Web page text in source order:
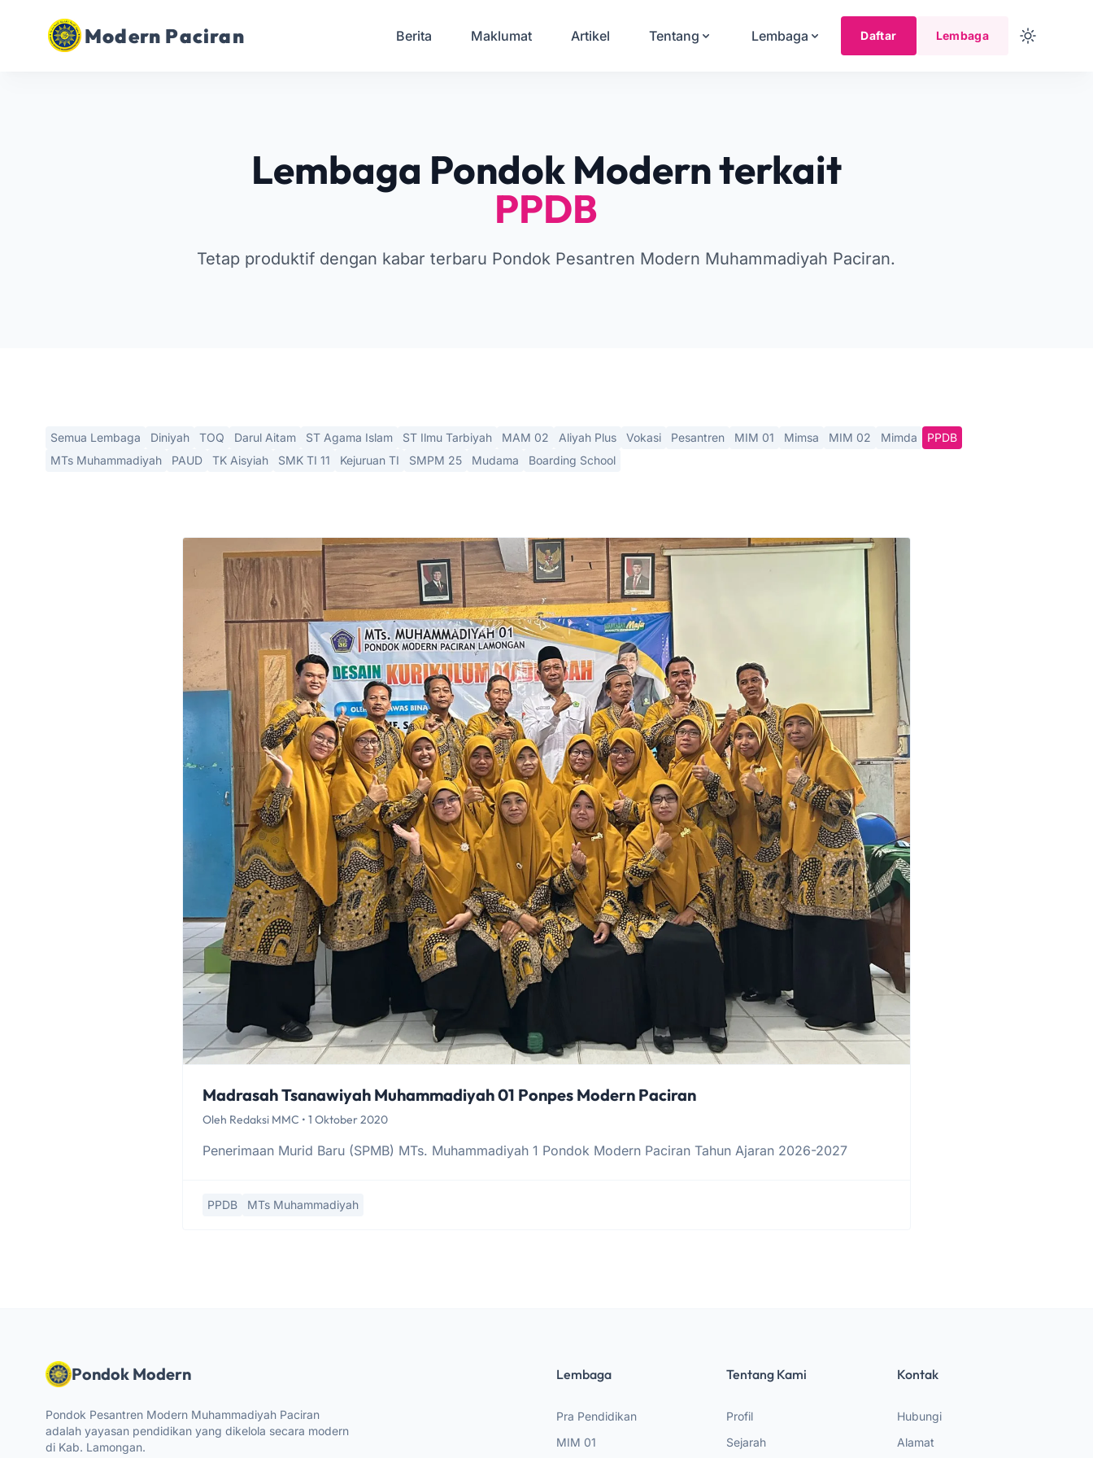
Modern Paciran Berita Maklumat Artikel Tentang Lembaga Daftar Lembaga
Lembaga Pondok Modern terkait
PPDB
Tetap produktif dengan kabar terbaru Pondok Pesantren Modern Muhammadiyah Paciran.
Semua Lembaga Diniyah TOQ Darul Aitam ST Agama Islam ST Ilmu Tarbiyah MAM 02 Aliyah Plus Vokasi Pesantren MIM 01 Mimsa MIM 02 Mimda
PPDB
MTs Muhammadiyah
PAUD TK Aisyiah SMK TI 11 Kejuruan TI SMPM 25 Mudama Boarding School
Madrasah Tsanawiyah Muhammadiyah 01 Ponpes Modern Paciran
Oleh Redaksi MMC • 1 Oktober 2020
Penerimaan Murid Baru (SPMB) MTs. Muhammadiyah 1 Pondok Modern Paciran Tahun Ajaran 2026-2027
PPDB MTs Muhammadiyah
Pondok Modern
Pondok Pesantren Modern Muhammadiyah Paciran
adalah yayasan pendidikan yang dikelola secara modern
di Kab. Lamongan.
Lembaga
Pra Pendidikan
MIM 01
Tentang Kami
Profil
Sejarah
Kontak
Hubungi
Alamat